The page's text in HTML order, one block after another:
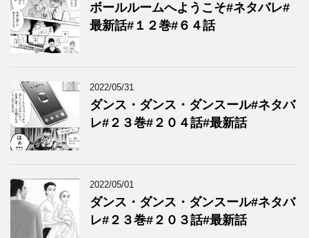
ボールルームへようこそ#ネタバレ#
最新話#１２巻#６４話
2022/05/31
ダンス・ダンス・ダンスール#ネタバ
レ#２３巻#２０４話#最新話
2022/05/01
ダンス・ダンス・ダンスール#ネタバ
レ#２３巻#２０３話#最新話